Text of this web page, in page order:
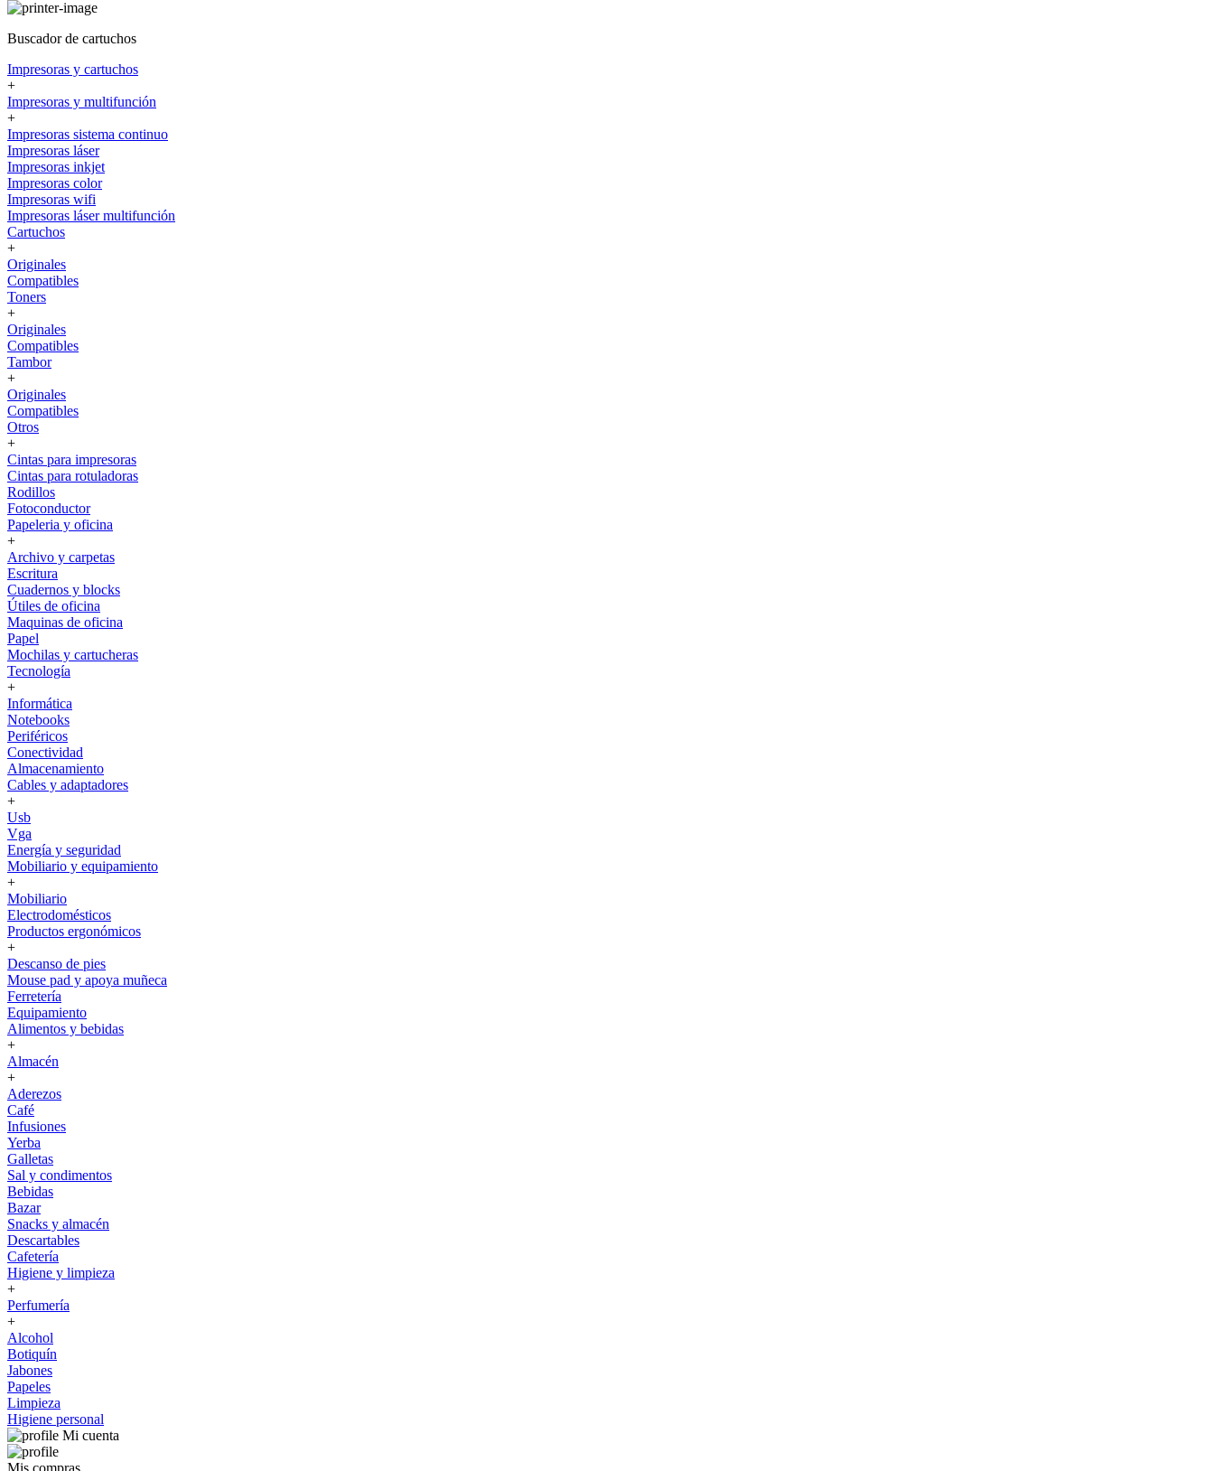
Buscador de cartuchos
Impresoras y cartuchos
+
Impresoras y multifunción
+
Impresoras sistema continuo
Impresoras láser
Impresoras inkjet
Impresoras color
Impresoras wifi
Impresoras láser multifunción
Cartuchos
+
Originales
Compatibles
Toners
+
Originales
Compatibles
Tambor
+
Originales
Compatibles
Otros
+
Cintas para impresoras
Cintas para rotuladoras
Rodillos
Fotoconductor
Papeleria y oficina
+
Archivo y carpetas
Escritura
Cuadernos y blocks
Útiles de oficina
Maquinas de oficina
Papel
Mochilas y cartucheras
Tecnología
+
Informática
Notebooks
Periféricos
Conectividad
Almacenamiento
Cables y adaptadores
+
Usb
Vga
Energía y seguridad
Mobiliario y equipamiento
+
Mobiliario
Electrodomésticos
Productos ergonómicos
+
Descanso de pies
Mouse pad y apoya muñeca
Ferretería
Equipamiento
Alimentos y bebidas
+
Almacén
+
Aderezos
Café
Infusiones
Yerba
Galletas
Sal y condimentos
Bebidas
Bazar
Snacks y almacén
Descartables
Cafetería
Higiene y limpieza
+
Perfumería
+
Alcohol
Botiquín
Jabones
Papeles
Limpieza
Higiene personal
Mi cuenta
Mis compras